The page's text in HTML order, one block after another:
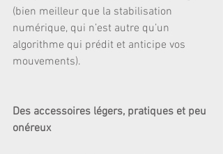
(bien meilleur que la stabilisation
numérique, qui n’est autre qu’un
algorithme qui prédit et anticipe vos
mouvements).
Des accessoires légers, pratiques et peu
onéreux